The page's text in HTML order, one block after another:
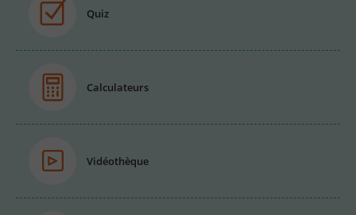
Quiz
Calculateurs
Vidéothèque